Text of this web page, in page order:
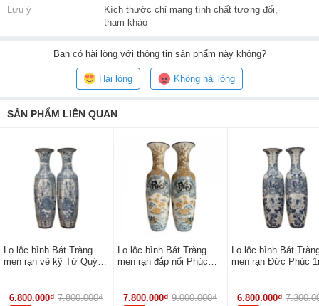
Lưu ý
Kích thước chỉ mang tính chất tương đối,
tham khảo
Bạncó hài lòng với thông tin sản phẩm này không?
Hài lòng Không hài lòng
SẢN PHẨM LIÊN QUAN
Lọ lộc bình Bát Tràng
men rạn vẽ kỹ Tứ Quý
6.800.000₫ 7.800.000₫
Lọ lộc bình Bát Tràng
men rạn đắp nổi Phúc
7.800.000₫ 9.000.000₫
Lọ lộc bình Bát
men rạn Đức Phúc
6.800.000₫